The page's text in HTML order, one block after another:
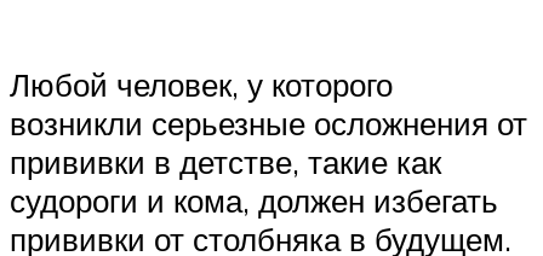
Любой человек, у которого
возникли серьезные осложнения от
прививки в детстве, такие как
судороги и кома, должен избегать
прививки от столбняка в будущем.